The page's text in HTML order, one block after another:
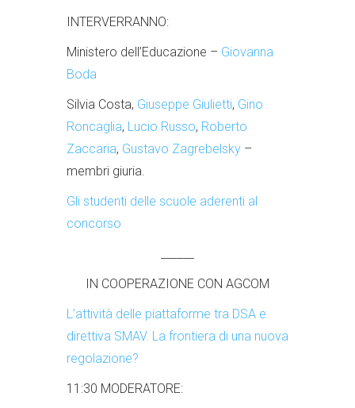
INTERVERRANNO:
Ministero dell’Educazione – Giovanna
Boda
Silvia Costa, Giuseppe Giulietti, Gino
Roncaglia, Lucio Russo, Roberto
Zaccaria, Gustavo Zagrebelsky –
membri giuria.
Gli studenti delle scuole aderenti al
concorso
IN COOPERAZIONE CON AGCOM
L’attività delle piattaforme tra DSA e
direttiva SMAV. La frontiera di una nuova
regolazione?
11:30 MODERATORE: